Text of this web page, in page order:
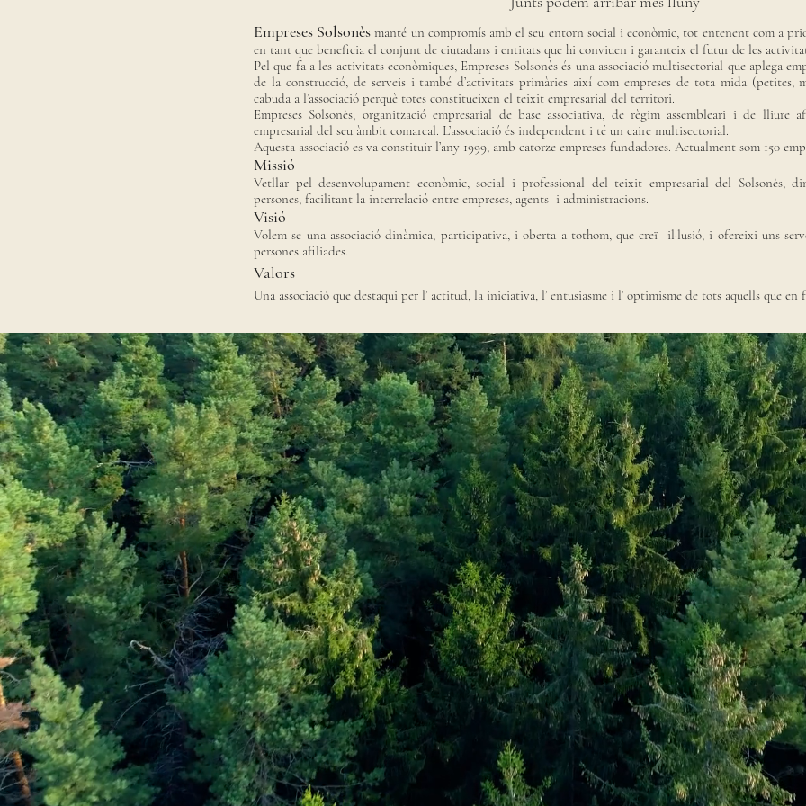
Empreses Solsonès manté un compromís amb el seu entorn social i econòmic, tot entenent com a
en tant que beneficia el conjunt de ciutadans i entitats que hi conviuen i garanteix el futur de les
Pel que fa a les activitats econòmiques, Empreses Solsonès és una associació multisectorial que aplega
de la construcció, de serveis i també d’activitats primàries així com empreses de tota mida (petites,
cabuda a l’associació perquè totes constitueixen el teixit empresarial del territori.
Empreses Solsonès, organització empresarial de base associativa, de règim assembleari i de lliure
empresarial del seu àmbit comarcal. L’associació és independent i té un caire multisectorial.
Aquesta associació es va constituir l’any 1999, amb catorze empreses fundadores. Actualment som 150
Missió
Vetllar pel desenvolupament econòmic, social i professional del teixit empresarial del Solsonès,
persones, facilitant la interrelació entre empreses, agents i administracions.
Visió
Volem se una associació dinàmica, participativa, i oberta a tothom, que creï il·lusió, i ofereixi uns
persones afiliades.
Valors
Una associació que destaqui per l’ actitud, la iniciativa, l’ entusiasme i l’ optimisme de tots aquells que en